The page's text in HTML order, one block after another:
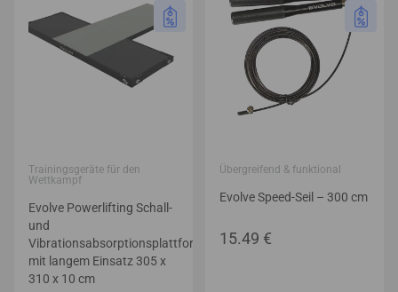
Trainingsgeräte für den
Wettkampf
Evolve Powerlifting Schall-
und
Vibrationsabsorptionsplattform
mit langem Einsatz 305 x
310 x 10 cm
Übergreifend & funktional
Evolve Speed-Seil – 300 cm
15.49 €